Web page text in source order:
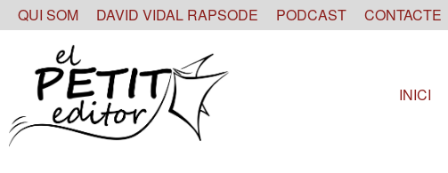
Skip
to
QUI SOM DAVID VIDAL RAPSODE PODCAST CONTACTE
INICI